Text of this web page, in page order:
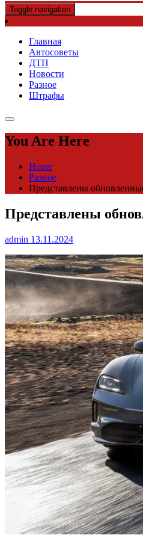
Toggle navigation
Главная
Автосоветы
ДТП
Новости
Разное
Штрафы
You Are Here
Home
Разное
Представлены
Представлены
admin 13.11.2024